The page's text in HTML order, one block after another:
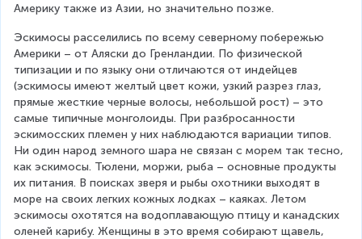
Америку также из Азии, но значительно позже.
Эскимосы расселились по всему северному побережью
Америки – от Аляски до Гренландии. По физической
типизации и по языку они отличаются от индейцев
(эскимосы имеют желтый цвет кожи, узкий разрез глаз,
прямые жесткие черные волосы, небольшой рост) – это
самые типичные монголоиды. При разбросанности
эскимосских племен у них наблюдаются вариации типов.
Ни один народ земного шара не связан с морем так тесно,
как эскимосы. Тюлени, моржи, рыба – основные продукты
их питания. В поисках зверя и рыбы охотники выходят в
море на своих легких кожных лодках – каяках. Летом
эскимосы охотятся на водоплавающую птицу и канадских
оленей карибу. Женщины в это время собирают щавель,